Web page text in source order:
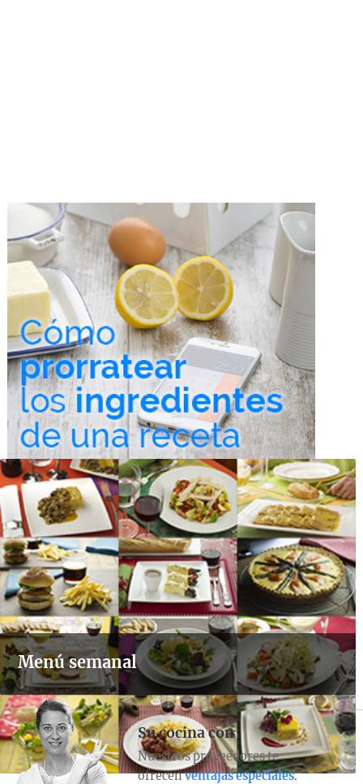
Menú semanal
Su cocina con
Nuestros proveedores te
ofrecenventajas especiales.